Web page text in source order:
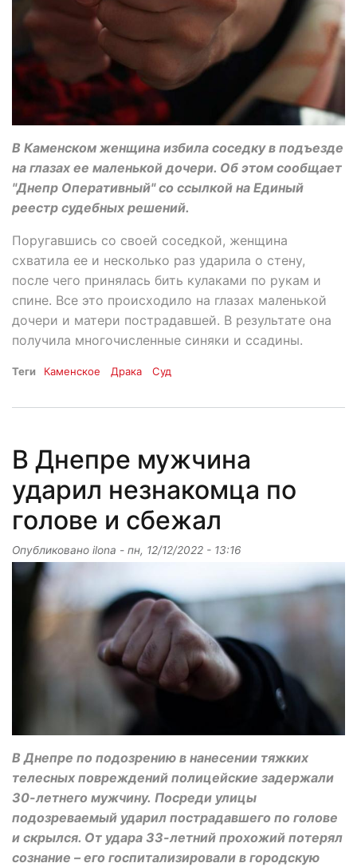
В Каменском женщина избила соседку в подъезде
на глазах ее маленькой дочери. Об этом сообщает
"Днепр Оперативный" со ссылкой на Единый
реестр судебных решений.
Поругавшись со своей соседкой, женщина
схватила ее и несколько раз ударила о стену,
после чего принялась бить кулаками по рукам и
спине. Все это происходило на глазах маленькой
дочери и матери пострадавшей. В результате она
получила многочисленные синяки и ссадины.
Теги Каменское Драка Суд
В Днепре мужчина
ударил незнакомца по
голове и сбежал
Опубликовано ilona - пн, 12/12/2022 - 13:16
В Днепре по подозрению в нанесении тяжких
телесных повреждений полицейские задержали
30-летнего мужчину. Посреди улицы
подозреваемый ударил пострадавшего по голове
и скрылся. От удара 33-летний прохожий потерял
сознание – его госпитализировали в городскую